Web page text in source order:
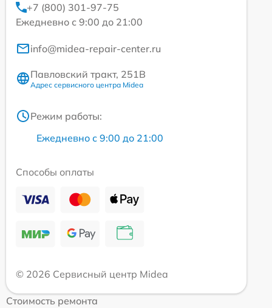
+7 (800) 301-97-75
Ежедневно с 9:00 до 21:00
info@midea-repair-center.ru
Павловский тракт, 251В
Адрес сервисного центра Midea
Режим работы:
Ежедневно с 9:00 до 21:00
Способы оплаты
© 2026 Сервисный центр Midea
Стоимость ремонта